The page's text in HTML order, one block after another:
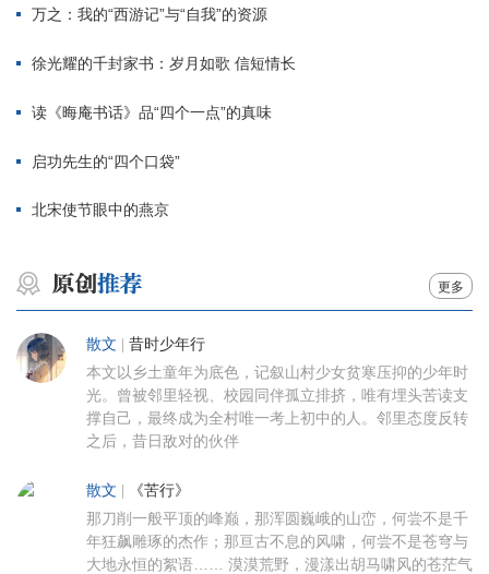
万之：我的“西游记”与“自我”的资源
徐光耀的千封家书：岁月如歌 信短情长
读《晦庵书话》品“四个一点”的真味
启功先生的“四个口袋”
北宋使节眼中的燕京
更多
散文 | 昔时少年行
本文以乡土童年为底色，记叙山村少女贫寒压抑的少年时
光。曾被邻里轻视、校园同伴孤立排挤，唯有埋头苦读支
撑自己，最终成为全村唯一考上初中的人。邻里态度反转
之后，昔日敌对的伙伴
散文 | 《苦行》
那刀削一般平顶的峰巅，那浑圆巍峨的山峦，何尝不是千
年狂飙雕琢的杰作；那亘古不息的风啸，何尝不是苍穹与
大地永恒的絮语…… 漠漠荒野，漫漾出胡马啸风的苍茫气